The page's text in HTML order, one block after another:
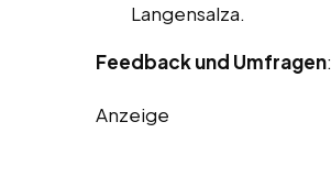
Langensalza.
Feedback und Umfragen:
Anzeige